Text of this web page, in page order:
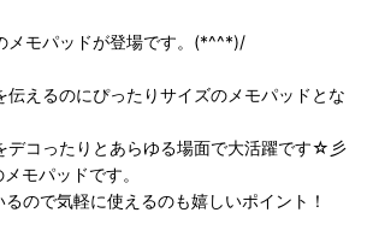
メモパッドが登場です。(*^^*)/
伝えるのにぴったりサイズのメモパッドとな
デコったりとあらゆる場面で大活躍です☆彡
モパッドです。
ので気軽に使えるのも嬉しいポイント！